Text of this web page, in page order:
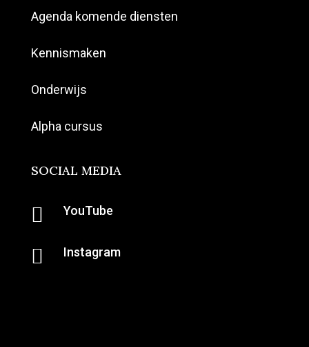
Agenda komende diensten
Kennismaken
Onderwijs
Alpha cursus
SOCIAL MEDIA
 YouTube
 Instagram